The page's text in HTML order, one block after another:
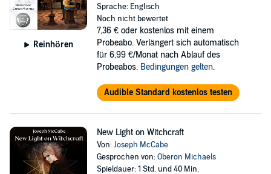
Reinhören
Sprache: Englisch
Noch nicht bewertet
7,36 € oder kostenlos mit einem
Probeabo. Verlängert sich automatisch
für 6,99 €/Monat nach Ablauf des
Probeabos. Bedingungen gelten.
Audible Standard kostenlos testen
New Light on Witchcraft
Von:Joseph McCabe
Gesprochen von:Oberon Michaels
Spieldauer: 1 Std. und 40 Min.